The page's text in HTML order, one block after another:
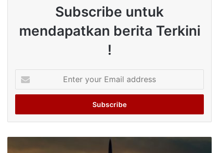
Subscribe untuk
mendapatkan berita Terkini
!
your
Email